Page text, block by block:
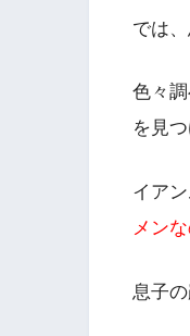
では
色々
を見
イア
メン
息子